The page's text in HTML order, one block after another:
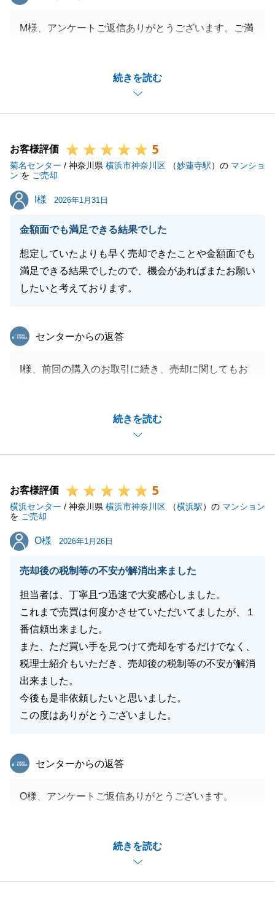
続きを読む
M様、アンケートご返信ありがとうございます。ご満
見積りに関してはズレがあり申し訳ございません。ま
た、決済前の面談・書類確認等もうすこし細かい提案
が出来ていればと反省しています。
くお願いいたします。
お客様評価 5
菊名センター / 神奈川県 横浜市神奈川区 （妙蓮寺駅）の マンショ
ン を ご売却
I様
I様 2026年1月31日
金額面でも満足できる結果でした
想定していたよりも早く売却できたことや金額面でも
満足できる結果でしたので、機会があればまたお願い
したいと考えております。
続きを読む
東急リバブル
センターからの返答
I様、前回の購入のお取引に続き、売却に関してもお
金額面でもご満足。という事で、うれしいお言葉を頂
きありがとうございます。
お住み替えのご相談から約半年ほどで、ご満足頂ける
また不動産のお困りごとがあればお気軽にご相談下さ
い。
お知り合いの方で不動産でお悩みのお客様がいらっし
ゃれば、是非ご紹介頂けますと幸いです。
きよろしくお願いします。
お客様評価 5
横浜センター / 神奈川県 横浜市神奈川区 （横浜駅）の マンション
を ご売却
O様
O様 2026年1月26日
売却後の税制等の不安が解消出来ました
担当者は、丁寧且つ迅速で大変感心しました。
これまで売買は何度かさせていただいてましたが、１
番信頼出来ました。
また、ただ買い手を見つけて売却をするだけでなく、
税理士紹介もいただき、売却後の税制等の不安が解消
出来ました。
今後も是非依頼したいと思いました。
この度はありがとうございました。
続きを読む
東急リバブル
センターからの返答
O様、アンケートご返信ありがとうございます。
ていきます。今後とも宜しくお願いいたします。